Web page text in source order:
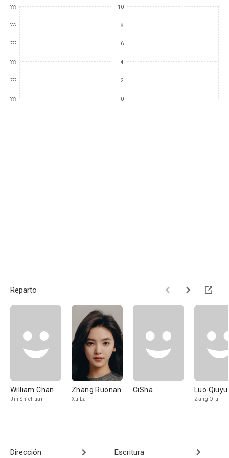
???
???
???
???
???
???
10
8
6
4
2
0
Reparto
William Chan
Jin Shichuan
Zhang Ruonan
Xu Lai
CiSha Luo
Zang Qiu
Dirección Escritura